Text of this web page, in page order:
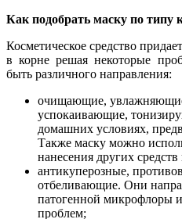
Как подобрать маску по типу
Косметическое средство
в корне решая некоторые
быть различного направления:
очищающие,
успокаивающие,
домашних условиях,
Также маску можно
нанесения других
антикуперозные,
отбеливающие. Они
патогенной микрофлоры
проблем;